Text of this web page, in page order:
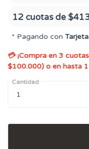
12 cuotas de
* Pagando con
💳 ¡Compra en 3
$100.000) o en hasta
Cantidad